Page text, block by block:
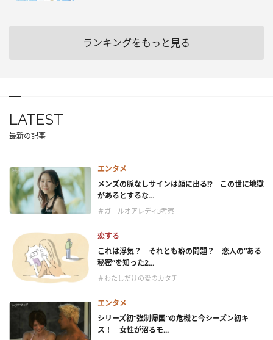
ランキングをもっと見る
LATEST
最新の記事
エンタメ
メンズの脈なしサインは顔に出る!? この世に地獄
があるとするな...
＃ガールオアレディ3考察
恋する
これは浮気？ それとも癖の問題？ 恋人の“ある
秘密”を知った2...
＃わたしだけの愛のカタチ
エンタメ
シリーズ初“強制帰国”の危機と今シーズン初キ
ス！ 女性が沼るモ...